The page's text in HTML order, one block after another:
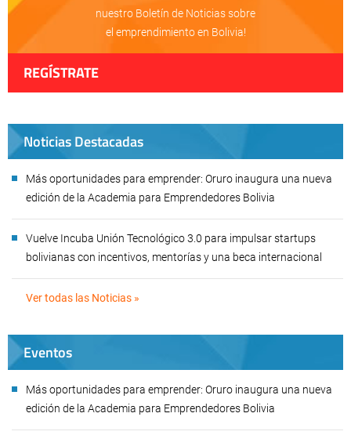
nuestro Boletín de Noticias sobre
el emprendimiento en Bolivia!
REGÍSTRATE
Noticias Destacadas
Más oportunidades para emprender: Oruro inaugura una nueva
edición de la Academia para Emprendedores Bolivia
Vuelve Incuba Unión Tecnológico 3.0 para impulsar startups
bolivianas con incentivos, mentorías y una beca internacional
Ver todas las Noticias »
Eventos
Más oportunidades para emprender: Oruro inaugura una nueva
edición de la Academia para Emprendedores Bolivia